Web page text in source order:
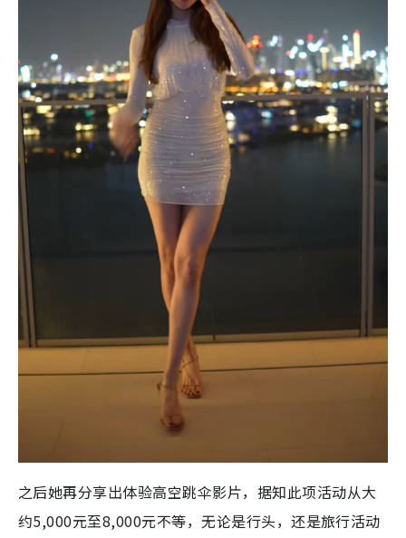
之后她再分享出体验高空跳伞影片，据知此项活动从大
约5,000元至8,000元不等，无论是行头，还是旅行活动